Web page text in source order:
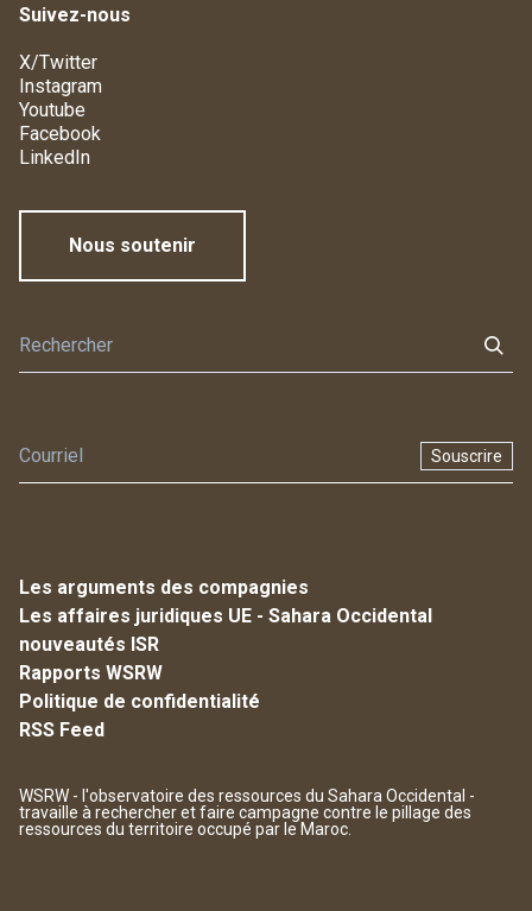
Suivez-nous
X/Twitter
Instagram
Youtube
Facebook
LinkedIn
Nous soutenir
Souscrire
Les arguments des compagnies
Les affaires juridiques UE - Sahara Occidental
nouveautés ISR
Rapports WSRW
Politique de confidentialité
RSS Feed
WSRW - l'observatoire des ressources du Sahara Occidental -
travaille à rechercher et faire campagne contre le pillage des
ressources du territoire occupé par le Maroc.